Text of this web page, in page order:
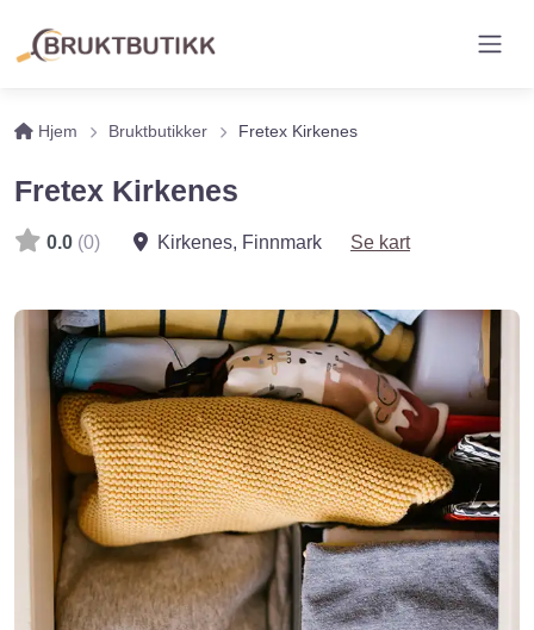
Hjem Bruktbutikker Fretex Kirkenes
Fretex Kirkenes
0.0 (0) Kirkenes, Finnmark Se kart